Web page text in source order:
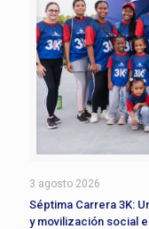
3 agosto 2026
Séptima Carrera 3K:
y movilización social